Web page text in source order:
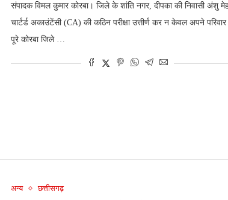
संपादक विमल कुमार कोरबा। जिले के शांति नगर, दीपका की निवासी अंशु
चार्टर्ड अकाउंटेंसी (CA) की कठिन परीक्षा उत्तीर्ण कर न केवल अपने
पूरे कोरबा जिले …
अन्य छत्तीसगढ़